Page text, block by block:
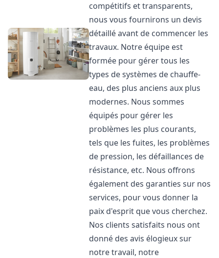
compétitifs et transparents,
nous vous fournirons un devis
détaillé avant de commencer les
travaux. Notre équipe est
formée pour gérer tous les
types de systèmes de chauffe-
eau, des plus anciens aux plus
modernes. Nous sommes
équipés pour gérer les
problèmes les plus courants,
tels que les fuites, les problèmes
de pression, les défaillances de
résistance, etc. Nous offrons
également des garanties sur nos
services, pour vous donner la
paix d'esprit que vous cherchez.
Nos clients satisfaits nous ont
donné des avis élogieux sur
notre travail, notre